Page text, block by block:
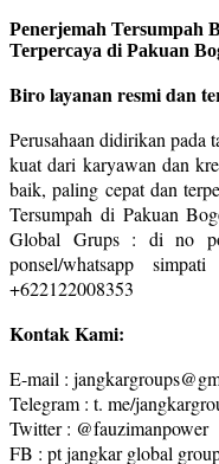
Penerjemah Tersumpah
Terpercaya di Pakuan
Biro layanan resmi dan
Perusahaan didirikan pada
kuat dari karyawan dan
baik, paling cepat dan
Tersumpah di Pakuan
Global Grups : di no
ponsel/whatsapp
+622122008353
Kontak Kami:
E-mail :
Telegram : t. me/
Twitter : @fauzimanpower
FB : pt jangkar global